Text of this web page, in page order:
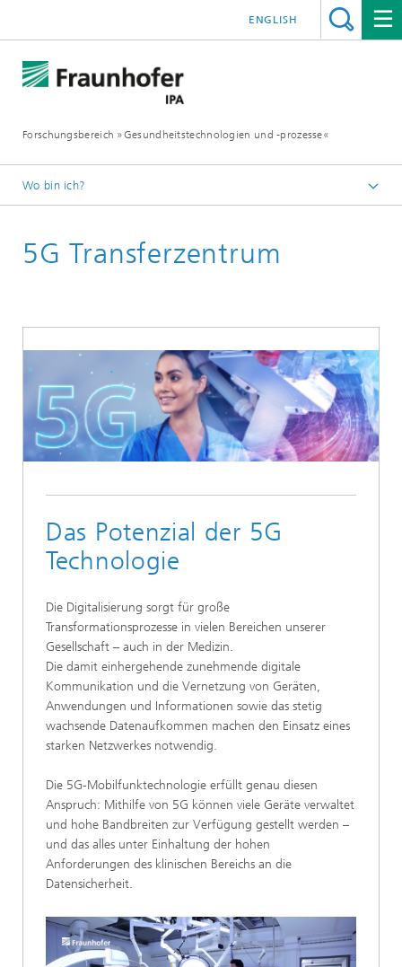
Forschungsbereich »Gesundheitstechnologien und -prozesse«
ENGLISH
Wo bin ich?
Über uns
5G Transferzentrum
Das Potenzial der 5G
Technologie
Die Digitalisierung sorgt für große
Transformationsprozesse in vielen Bereichen unserer
Gesellschaft – auch in der Medizin.
Die damit einhergehende zunehmende digitale
Kommunikation und die Vernetzung von Geräten,
Anwendungen und Informationen sowie das stetig
wachsende Datenaufkommen machen den Einsatz eines
starken Netzwerkes notwendig.
Die 5G-Mobilfunktechnologie erfüllt genau diesen
Anspruch: Mithilfe von 5G können viele Geräte verwaltet
und hohe Bandbreiten zur Verfügung gestellt werden –
und das alles unter Einhaltung der hohen
Anforderungen des klinischen Bereichs an die
Datensicherheit.